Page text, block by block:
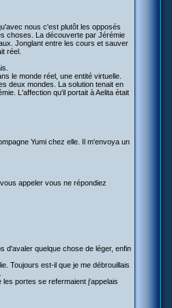
nous c'est plutôt les opposés
choses. La découverte par Jérémie
Jonglant entre les cours et sauver
réel.
le monde réel, une entité virtuelle.
deux mondes. La solution tenait en
L'affection qu'il portait à Aelita était
Yumi chez elle. Il m'envoya un
appeler vous ne répondiez
d'avaler quelque chose de léger, enfin
Toujours est-il que je me débrouillais
portes se refermaient j'appelais